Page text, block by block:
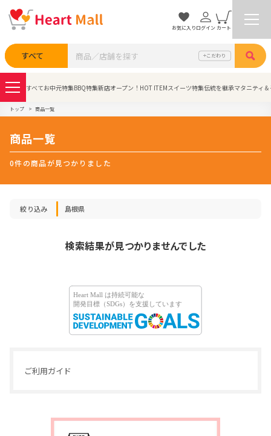
すべて こだわり
お気に入りログイン カート
すべてお中元特集BBQ特集新店オープン！ HOT ITEM スイーツ特集伝統を継承マタニティ
トップ 商品一覧
商品一覧
0件の商品が見つかりました
絞り込み 島根県
検索結果が見つかりませんでした
ご利用ガイド